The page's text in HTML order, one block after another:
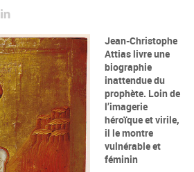
Jean-Christophe
Attias livre une
biographie
inattendue du
prophète. Loin de
l’imagerie
héroïque et virile,
il le montre
vulnérable et
féminin